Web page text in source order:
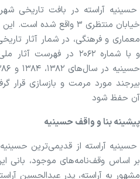
حسینیه آراسته در بافت تاریخی
خیابان منتظری ۳ واقع
معماری و فرهنگی، در شمار آثار
و با شماره ۲۰۶۲ در
بیرجند مورد مرمت و بازسازی قرار
آن حفظ شود
پیشینه بنا و واقف حسینیه
حسینیه آراسته از قدیمی‌ترین
بر اساس وقف‌نامه‌های موجود، بانی
مشهور به آراسته، پدر عبدالحسین